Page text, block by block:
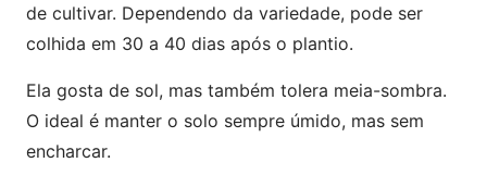
de cultivar. Dependendo da variedade, pode ser
colhida em 30 a 40 dias após o plantio.
Ela gosta de sol, mas também tolera meia-sombra.
O ideal é manter o solo sempre úmido, mas sem
encharcar.